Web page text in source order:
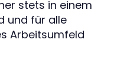
stets in einem
und für alle
Arbeitsumfeld